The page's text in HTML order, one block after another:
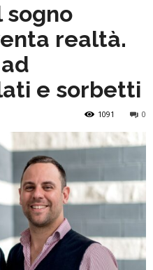
sogno
realtà.
e sorbetti
0
1091